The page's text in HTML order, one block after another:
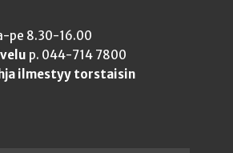
pe 8.30-16.00
p. 044-714 7800
ilmestyy torstaisin